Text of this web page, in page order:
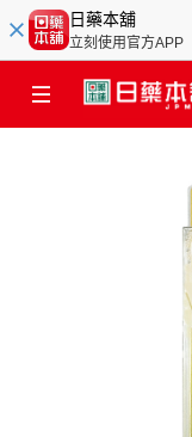
日藥本舖
立刻使用官方APP